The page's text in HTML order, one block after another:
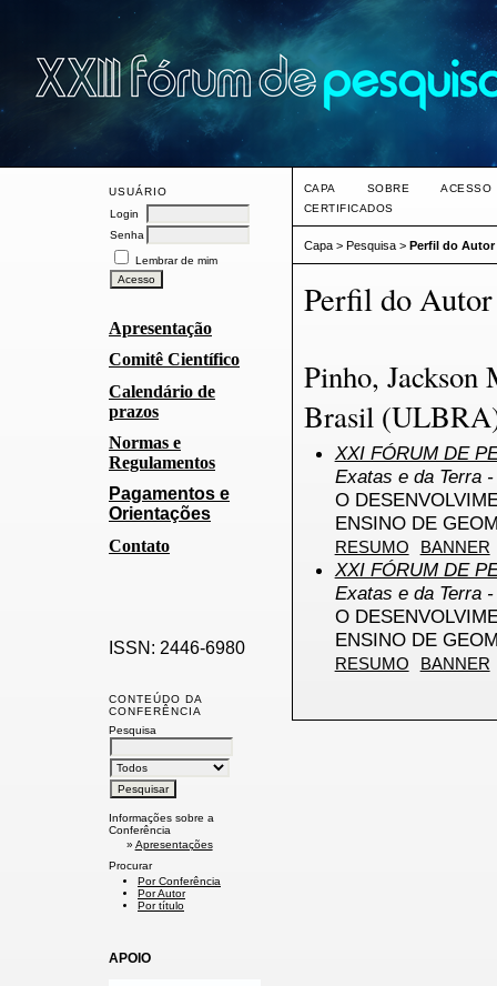
USUÁRIO
Login
Senha
Lembrar de mim
Apresentação
Comitê Científico
Calendário de
prazos
Normas e
Regulamentos
Pagamentos e
Orientações
Contato
ISSN: 2446-6980
CONTEÚDO DA
CONFERÊNCIA
Pesquisa
Informações sobre a
Conferência
» Apresentações
Procurar
Por Conferência
Por Autor
Por título
APOIO
CAPA SOBRE
ACESSO
CERTIFICADOS
Capa> Pesquisa> Perfil do Autor
Perfil do Autor
Pinho, Jackson
Brasil
XXI FÓRUM DE
Exatas e da Terra
O
ENSINO DE
RESUMO BANNER
XXI FÓRUM DE
Exatas e da Terra
O
ENSINO DE
RESUMO BANNER